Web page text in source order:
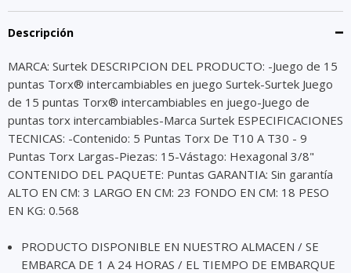
Descripción
MARCA: Surtek DESCRIPCION DEL PRODUCTO: -Juego de 15
puntas Torx® intercambiables en juego Surtek-Surtek Juego
de 15 puntas Torx® intercambiables en juego-Juego de
puntas torx intercambiables-Marca Surtek ESPECIFICACIONES
TECNICAS: -Contenido: 5 Puntas Torx De T10 A T30 - 9
Puntas Torx Largas-Piezas: 15-Vástago: Hexagonal 3/8"
CONTENIDO DEL PAQUETE: Puntas GARANTIA: Sin garantía
ALTO EN CM: 3 LARGO EN CM: 23 FONDO EN CM: 18 PESO
EN KG: 0.568
PRODUCTO DISPONIBLE EN NUESTRO ALMACEN / SE
EMBARCA DE 1 A 24 HORAS / EL TIEMPO DE EMBARQUE